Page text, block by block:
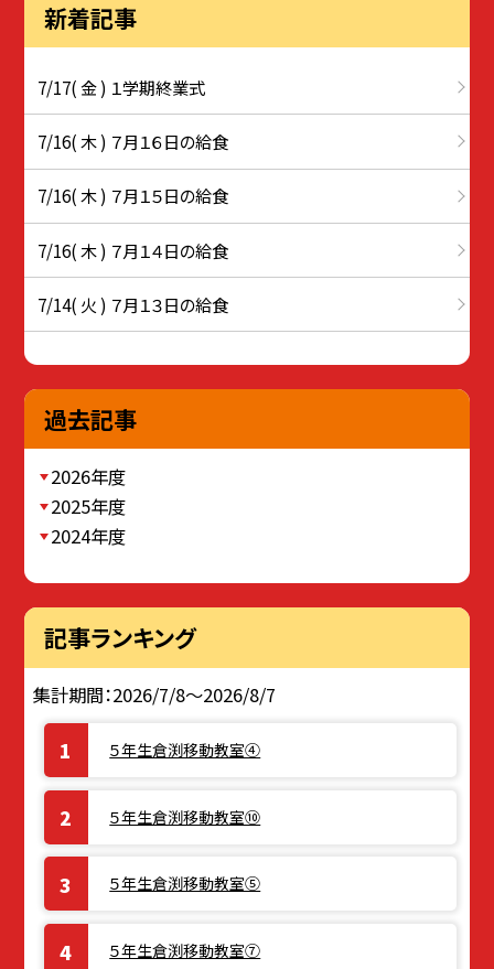
新着記事
7/17( 金 ) １学期終業式
7/16( 木 ) ７月１６日の給食
7/16( 木 ) ７月１５日の給食
7/16( 木 ) ７月１４日の給食
7/14( 火 ) ７月１３日の給食
過去記事
2026年度
2025年度
2024年度
記事ランキング
集計期間：2026/7/8～2026/8/7
５年生倉渕移動教室④
５年生倉渕移動教室⑩
５年生倉渕移動教室⑤
５年生倉渕移動教室⑦